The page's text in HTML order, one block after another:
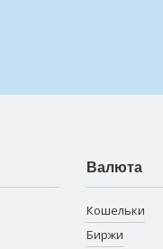
Валюта
Кошельки
Биржи